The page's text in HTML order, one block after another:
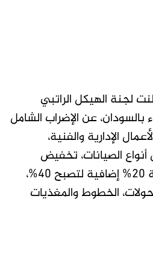
لجنة الهيكل الراتبي
بالسودان، عن الإضراب الشامل
الإدارية والفنية،
أنواع الصيانات، تخفيض
الحمولات تدريجياً بنسبة 20% إضافية لتصبح 40%،
الخطوط والمغذيات